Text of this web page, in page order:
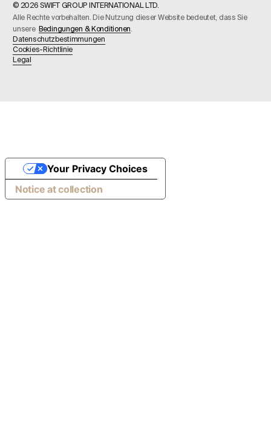
© 2026 SWIFT GROUP INTERNATIONAL LTD.
Alle Rechte vorbehalten. Die Nutzung dieser Website bedeutet, dass Sie
unsere Bedingungen & Konditionen
Datenschutzbestimmungen
Cookies-Richtlinie
Legal
Notice at collection
Your Privacy Choices